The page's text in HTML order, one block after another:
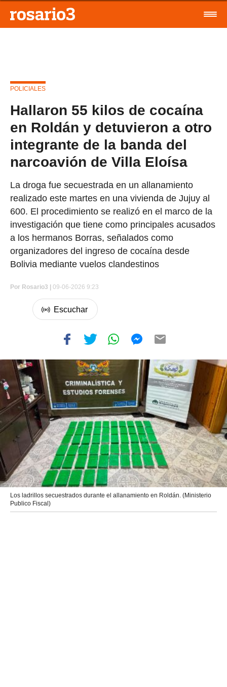
POLICIALES
Hallaron 55 kilos de cocaína
en Roldán y detuvieron a otro
integrante de la banda del
narcoavión de Villa Eloísa
La droga fue secuestrada en un allanamiento
realizado este martes en una vivienda de Jujuy al
600. El procedimiento se realizó en el marco de la
investigación que tiene como principales acusados
a los hermanos Borras, señalados como
organizadores del ingreso de cocaína desde
Bolivia mediante vuelos clandestinos
Por Rosario3 | 09-06-2026 9:23
Los ladrillos secuestrados durante el allanamiento en Roldán. (Ministerio
Publico Fiscal)